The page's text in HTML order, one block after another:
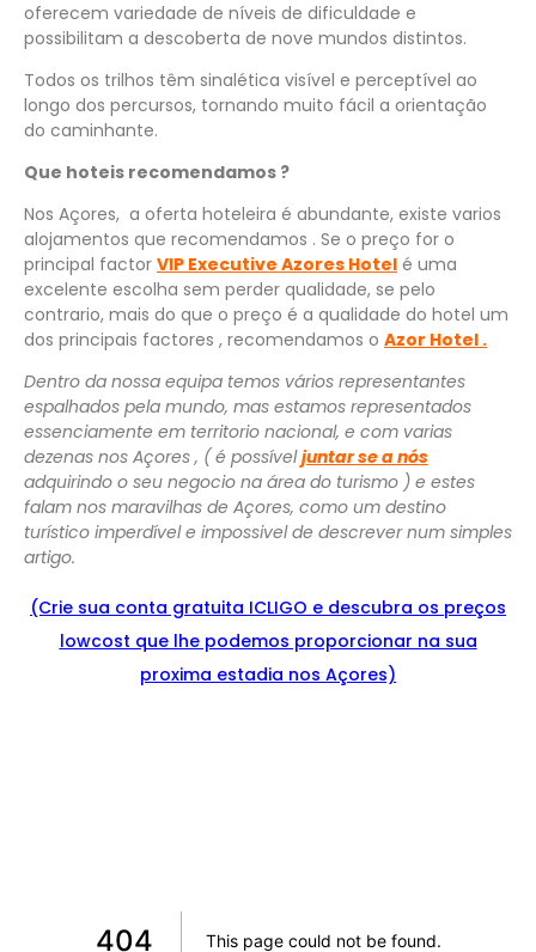
oferecem variedade de níveis de dificuldade e
possibilitam a descoberta de nove mundos distintos.
Todos os trilhos têm sinalética visível e perceptível ao
longo dos percursos, tornando muito fácil a orientação
do caminhante.
Que hoteis recomendamos ?
Nos Açores, a oferta hoteleira é abundante, existe varios
alojamentos que recomendamos . Se o preço for o
principal factor VIP Executive Azores Hotel é uma
excelente escolha sem perder qualidade, se pelo
contrario, mais do que o preço é a qualidade do hotel um
dos principais factores , recomendamos o Azor Hotel .
Dentro da nossa equipa temos vários representantes
espalhados pela mundo, mas estamos representados
essenciamente em territorio nacional, e com varias
dezenas nos Açores , ( é possíveljuntar se a nós
adquirindo o seu negocio na área do turismo ) e estes
falam nos maravilhas de Açores, como um destino
turístico imperdível e impossivel de descrever num simples
artigo.
(Crie sua conta gratuita ICLIGO e descubra os preços
lowcost que lhe podemos proporcionar na sua
proxima estadia nos Açores)